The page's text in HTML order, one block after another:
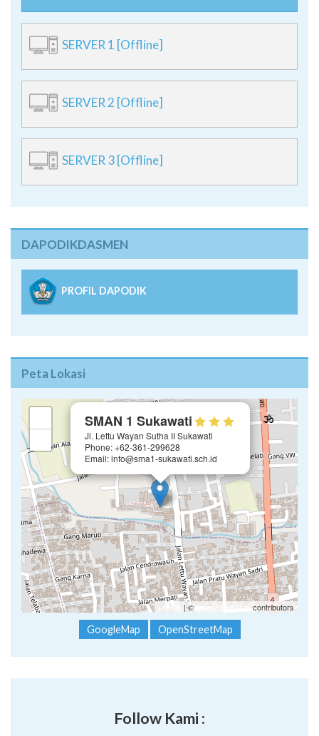
SERVER 1 [Offline]
SERVER 2 [Offline]
SERVER 3 [Offline]
DAPODIKDASMEN
PROFIL DAPODIK
Peta Lokasi
SMAN 1 Sukawati
Jl. Lettu Wayan Sutha II Sukawati
Phone: +62-361-299628
Email: info@sma1-sukawati.sch.id
Leaflet | ©OpenStreetMap contributors
GoogleMap OpenStreetMap
Follow Kami :